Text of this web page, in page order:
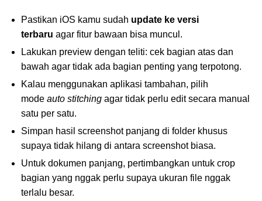
Pastikan iOS kamu sudah update ke versi
terbaru agar fitur bawaan bisa muncul.
Lakukan preview dengan teliti: cek bagian atas dan
bawah agar tidak ada bagian penting yang terpotong.
Kalau menggunakan aplikasi tambahan, pilih
mode auto stitching agar tidak perlu edit secara manual
satu per satu.
Simpan hasil screenshot panjang di folder khusus
supaya tidak hilang di antara screenshot biasa.
Untuk dokumen panjang, pertimbangkan untuk crop
bagian yang nggak perlu supaya ukuran file nggak
terlalu besar.